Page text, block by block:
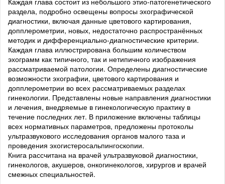
раздела, подробно освещены вопросы эхографической
диагностики, включая данные цветового картирования,
допплерометрии, новых, недостаточно распространённых
методик и дифференциально-диагностические критерии.
Каждая глава иллюстрирована большим количеством
эхограмм как типичного, так и нетипичного изображения
рассматриваемой патологии. Определены диагностические
возможности эхографии, цветового картирования и
допплерометрии во всех рассматриваемых разделах
гинекологии. Представлены новые направления диагностики
и лечения, внедряемые в гинекологическую практику в
течение последних лет. В приложение включены таблицы
всех нормативных параметров, предложены протоколы
ультразвукового исследования органов малого таза и
проведения эхогистеросальпингоскопии.
Книга рассчитана на врачей ультразвуковой диагностики,
гинекологов, акушеров, онкогинекологов, хирургов и врачей
смежных специальностей.